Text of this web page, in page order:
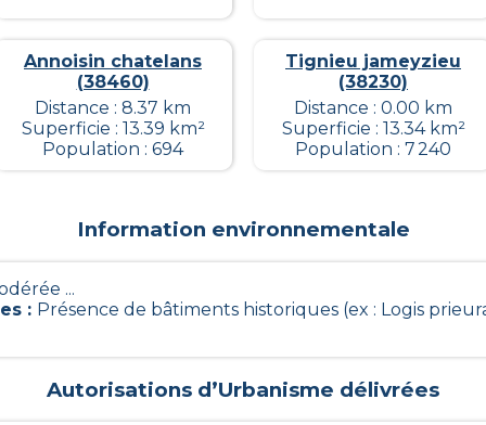
Annoisin chatelans
(38460)
Distance : 8.37 km
Superficie : 13.39 km²
Population : 694
Tignieu jameyzieu
(38230)
Distance : 0.00 km
Superficie : 13.34 km²
Population : 7 240
Information environnementale
...
: Présence de bâtiments historiques (ex : Logis
Autorisations d’Urbanisme délivrées